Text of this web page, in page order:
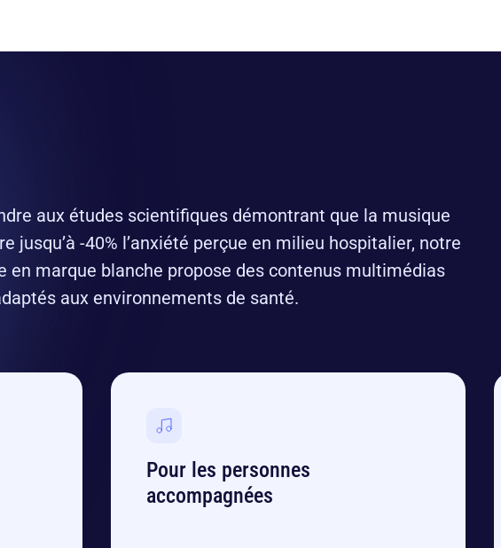
aux études scientifiques démontrant que la musique
jusqu’à -40% l’anxiété perçue en milieu hospitalier, notre
en marque blanche propose des contenus multimédias
aux environnements de santé.
Pour les personnes
accompagnées